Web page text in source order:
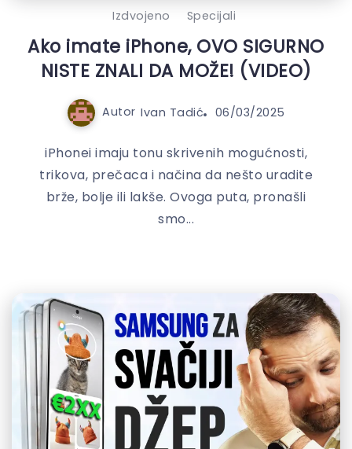
Izdvojeno Specijali
Ako imate iPhone, OVO SIGURNO
NISTE ZNALI DA MOŽE! (VIDEO)
Autor Ivan Tadić 06/03/2025
iPhonei imaju tonu skrivenih mogućnosti,
trikova, prečaca i načina da nešto uradite
brže, bolje ili lakše. Ovoga puta, pronašli
smo...